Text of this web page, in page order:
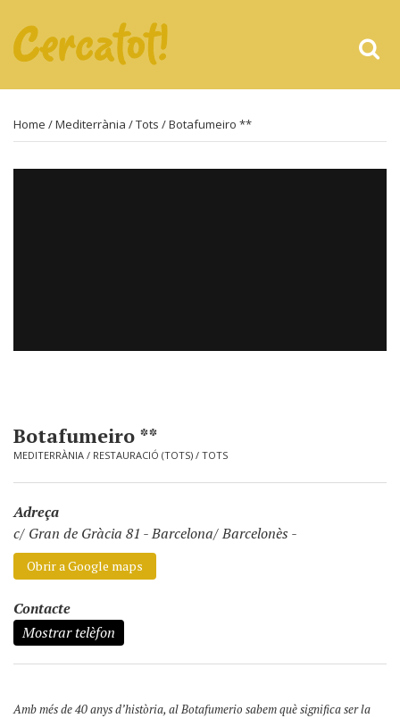
Home /Mediterrània /Tots / Botafumeiro **
Botafumeiro **
MEDITERRÀNIA / RESTAURACIÓ (TOTS) / TOTS
Adreça
c/ Gran de Gràcia 81 -Barcelona/ Barcelonès -
Obrir a Google maps
Contacte
Mostrar telèfon
Amb més de 40 anys d’història, al Botafumerio sabem què significa ser la